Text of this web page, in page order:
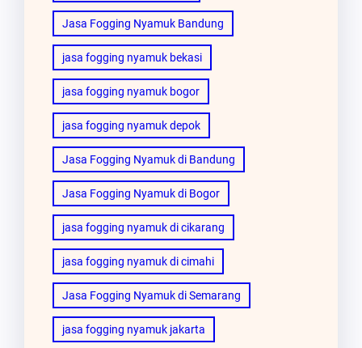
Jasa Fogging Nyamuk Bandung
jasa fogging nyamuk bekasi
jasa fogging nyamuk bogor
jasa fogging nyamuk depok
Jasa Fogging Nyamuk di Bandung
Jasa Fogging Nyamuk di Bogor
jasa fogging nyamuk di cikarang
jasa fogging nyamuk di cimahi
Jasa Fogging Nyamuk di Semarang
jasa fogging nyamuk jakarta